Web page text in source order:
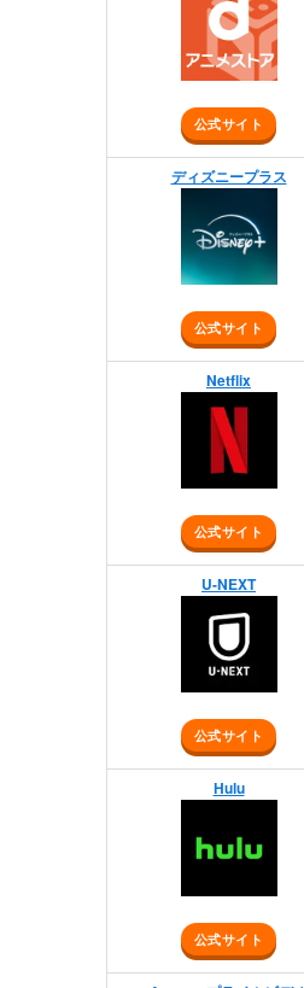
公式サイト
ディズニープラス
公式サイト
Netflix
公式サイト
U-NEXT
公式サイト
Hulu
公式サイト